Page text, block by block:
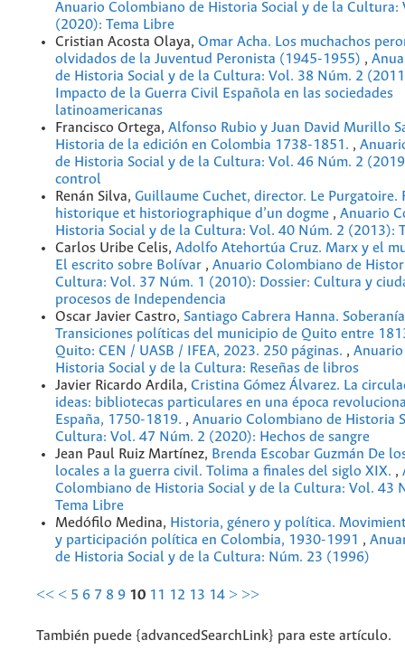
Anuario Colombiano de Historia Social y de la Cultura:
(2020): Tema Libre
Cristian Acosta Olaya, Omar Acha. Los muchachos
olvidados de la Juventud Peronista (1945-1955) ,
de Historia Social y de la Cultura: Vol. 38 Núm. 2
Impacto de la Guerra Civil Española en las sociedades
latinoamericanas
Francisco Ortega, Alfonso Rubio y Juan David Murillo
Historia de la edición en Colombia 1738-1851. ,
de Historia Social y de la Cultura: Vol. 46 Núm. 2
control
Renán Silva, Guillaume Cuchet, director. Le Purgatoire.
historique et historiographique d’un dogme , Anuario
Historia Social y de la Cultura: Vol. 40 Núm. 2 (2013):
Carlos Uribe Celis, Adolfo Atehortúa Cruz. Marx y el
El escrito sobre Bolívar , Anuario Colombiano de
Cultura: Vol. 37 Núm. 1 (2010): Dossier: Cultura y
procesos de Independencia
Oscar Javier Castro, Santiago Cabrera Hanna.
Transiciones políticas del municipio de Quito entre
Quito: CEN / UASB / IFEA, 2023. 250 páginas. ,
Historia Social y de la Cultura: Reseñas de libros
Javier Ricardo Ardila, Cristina Gómez Álvarez. La
ideas: bibliotecas particulares en una época
España, 1750-1819. , Anuario Colombiano de Historia
Cultura: Vol. 47 Núm. 2 (2020): Hechos de sangre
Jean Paul Ruiz Martínez, Brenda Escobar Guzmán De
locales a la guerra civil. Tolima a finales del siglo XIX. ,
Colombiano de Historia Social y de la Cultura: Vol. 43
Tema Libre
Medófilo Medina, Historia, género y política.
y participación política en Colombia, 1930-1991 ,
de Historia Social y de la Cultura: Núm. 23 (1996)
<< < 5 6 7 8 9 10 11 12 13 14 > >>
También puede {advancedSearchLink} para este artículo.